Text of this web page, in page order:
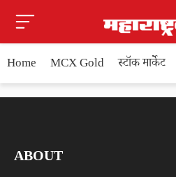
Home MCX Gold स्टॉक मार्केट
ABOUT